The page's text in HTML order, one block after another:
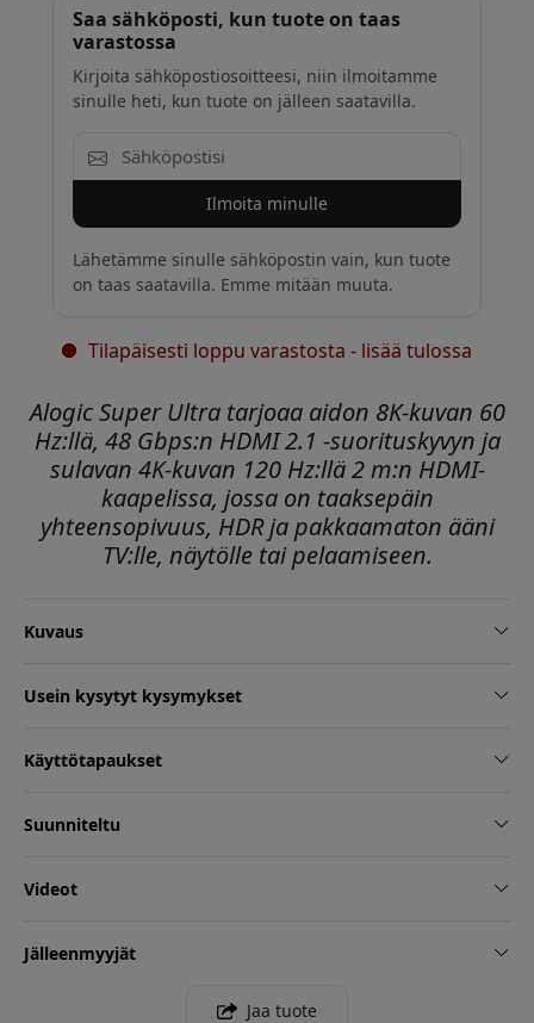
Saa sähköposti, kun tuote on taas
varastossa
Kirjoita sähköpostiosoitteesi, niin ilmoitamme
sinulle heti, kun tuote on jälleen saatavilla.
Ilmoita minulle
Lähetämme sinulle sähköpostin vain, kun tuote
on taas saatavilla. Emme mitään muuta.
Tilapäisesti loppu varastosta - lisää tulossa
Alogic Super Ultra tarjoaa aidon 8K-kuvan 60
Hz:llä, 48 Gbps:n HDMI 2.1 -suorituskyvyn ja
sulavan 4K-kuvan 120 Hz:llä 2 m:n HDMI-
kaapelissa, jossa on taaksepäin
yhteensopivuus, HDR ja pakkaamaton ääni
TV:lle, näytölle tai pelaamiseen.
Kuvaus
Usein kysytyt kysymykset
Käyttötapaukset
Suunniteltu
Videot
Jälleenmyyjät
Jaa tuote